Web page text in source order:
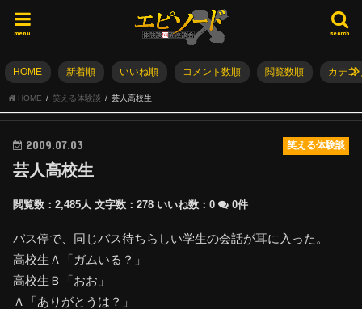
search
menu
HOME 新着順 いいね順 コメント数順 閲覧数順 カテゴ
HOME 笑える体験談 芸人高校生
笑える体験談
2009.07.03
芸人高校生
閲覧数：2,485人 文字数：278 いいね数：0 0件
バス停で、同じバス待ちらしい学生の会話が耳に入った。
高校生Ａ「ガムいる？」
高校生Ｂ「おお」
Ａ「ありがとうは？」